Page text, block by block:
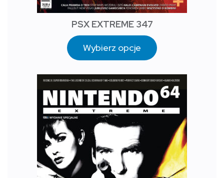
PSX EXTREME 347
Wybierz opcje